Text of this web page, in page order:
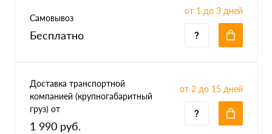
Самовывоз
Бесплатно
от 1 до 3 дней
Доставка транспортной
компанией (крупногабаритный
груз) от
1 990 руб.
от 2 до 15 дней